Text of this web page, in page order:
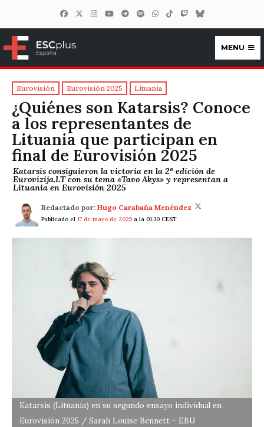
ESCplus España
MENU
Eurovisión Eurovisión 2025 Lituania
¿Quiénes son Katarsis? Conoce
a los representantes de
Lituania que participan en
final de Eurovisión 2025
Katarsis consiguieron la victoria en la 2ª edición de
Eurovizija.LT con su tema «Tavo Akys» y representan a
Lituania en Eurovisión 2025
Redactado por: Hugo Carabaña Menéndez
Publicado el 17 de mayo de 2025 a la 01:30 CEST
Katarsis (Lituania) en su segundo ensayo individual en
Eurovisión 2025 / Sarah Louise Bennett - EBU